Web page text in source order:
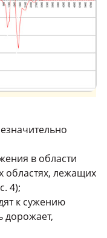
в области
областях, лежащих
4);
к сужению
дорожает,